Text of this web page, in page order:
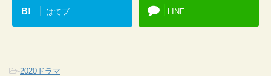
B! はてブ LINE
-2020ドラマ